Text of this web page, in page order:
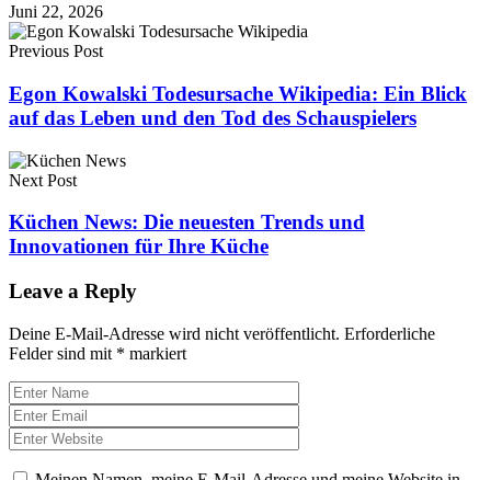
Juni 22, 2026
Previous Post
Egon Kowalski Todesursache Wikipedia: Ein Blick
auf das Leben und den Tod des Schauspielers
Next Post
Küchen News: Die neuesten Trends und
Innovationen für Ihre Küche
Leave a Reply
Deine E-Mail-Adresse wird nicht veröffentlicht. Erforderliche
Felder sind mit * markiert